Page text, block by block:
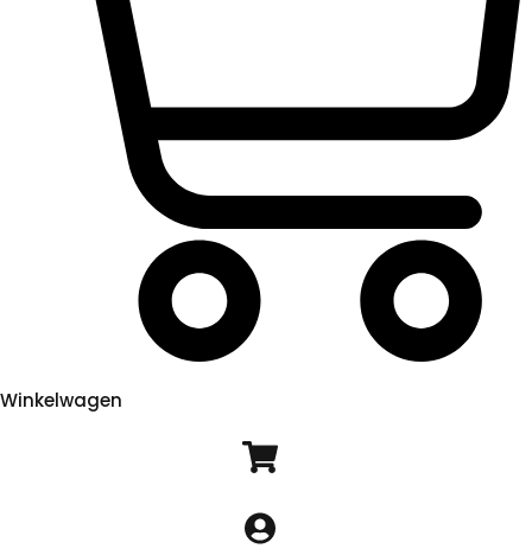
Winkelwagen